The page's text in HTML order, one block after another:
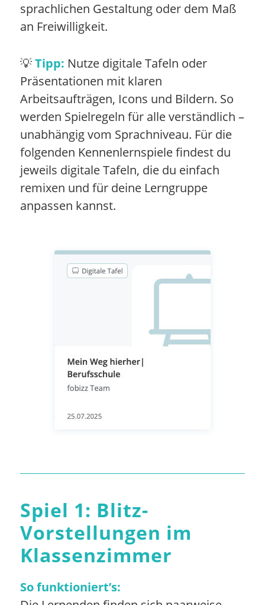
sprachlichen Gestaltung oder dem Maß
an Freiwilligkeit.
💡Tipp: Nutze digitale Tafeln oder
Präsentationen mit klaren
Arbeitsaufträgen, Icons und Bildern. So
werden Spielregeln für alle verständlich –
unabhängig vom Sprachniveau. Für die
folgenden Kennenlernspiele findest du
jeweils digitale Tafeln, die du einfach
remixen und für deine Lerngruppe
anpassen kannst.
Spiel 1: Blitz-
Vorstellungen im
Klassenzimmer
So funktioniert’s: